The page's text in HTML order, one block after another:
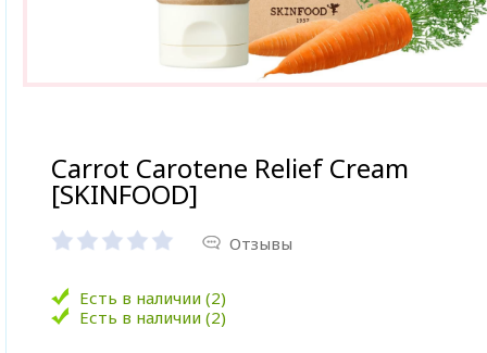
Carrot Carotene Relief Cream
[SKINFOOD]
Отзывы
Есть в наличии (2)
Есть в наличии (2)